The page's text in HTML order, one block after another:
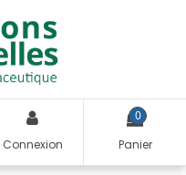
Connexion
0
Panier